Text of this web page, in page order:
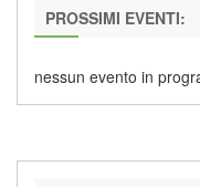
PROSSIMI EVENTI:
nessun evento in